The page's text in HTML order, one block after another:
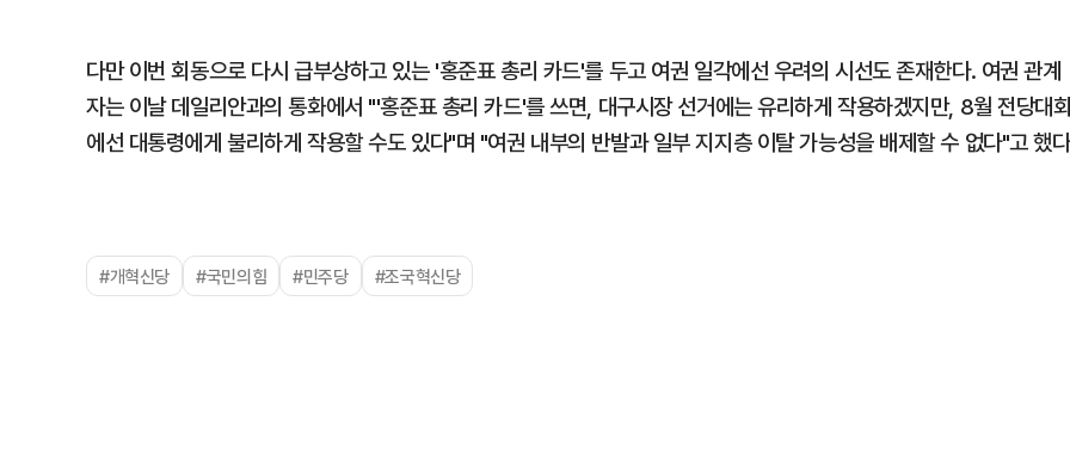
다만 이번 회동으로 다시 급부상하고 있는 '홍준표 총리 카드'를 두고 여권 일각에선 우려의 시선도 존재한다. 여권 관계
자는 이날 데일리안과의 통화에서 "'홍준표 총리 카드'를 쓰면, 대구시장 선거에는 유리하게 작용하겠지만, 8월 전당대
에선 대통령에게 불리하게 작용할 수도 있다"며 "여권 내부의 반발과 일부 지지층 이탈 가능성을 배제할 수 없다"고 했
#개혁신당 #국민의힘 #민주당 #조국혁신당